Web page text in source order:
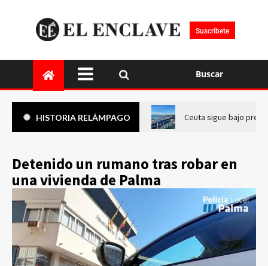
Suscríbete
Buscar
HISTORIA RELÁMPAGO Ceuta sigue bajo
Detenido un rumano tras robar en
una vivienda de Palma